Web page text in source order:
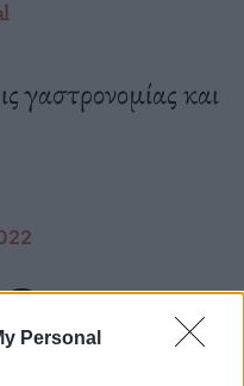
Personal
γαστρονομίας και